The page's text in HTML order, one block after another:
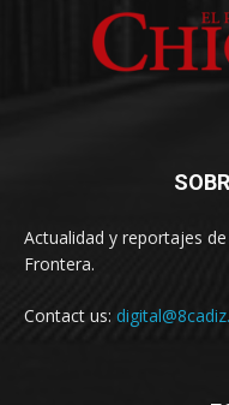
Actualidad y reportajes
Frontera.
Contact us: